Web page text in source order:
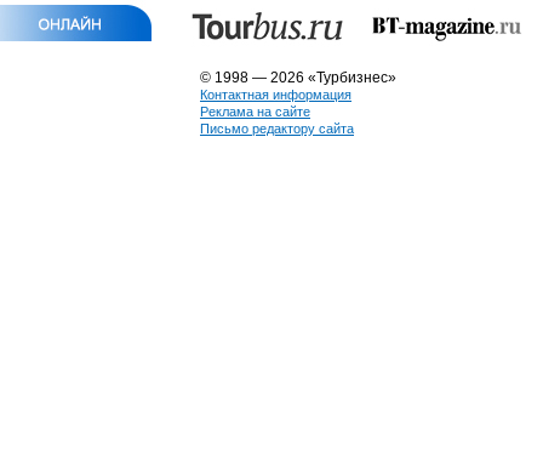
© 1998 — 2026 «Турбизнес»
Контактная информация
Реклама на сайте
Письмо редактору сайта